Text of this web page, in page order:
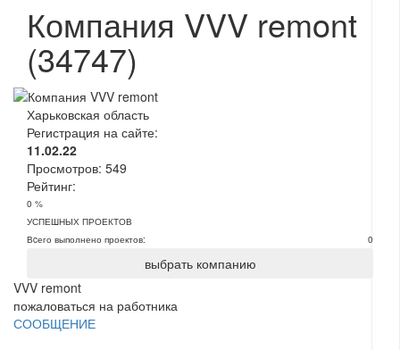
Компания VVV remont
(34747)
Харьковская область
Регистрация на сайте:
11.02.22
Просмотров: 549
Рейтинг:
0 %
УСПЕШНЫХ ПРОЕКТОВ
Вcего выполнено проектов:
0
выбрать компанию
VVV remont
пожаловаться на работника
СООБЩЕНИЕ